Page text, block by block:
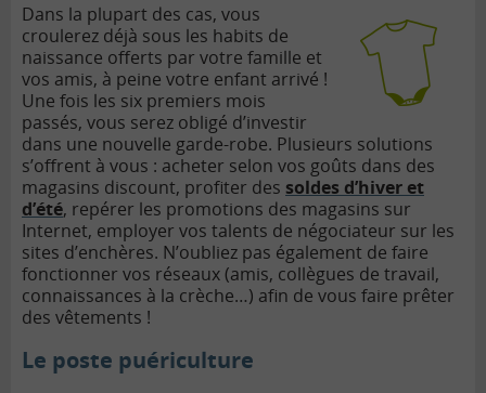
Dans la plupart des cas, vous
croulerez déjà sous les habits de
naissance offerts par votre famille et
vos amis, à peine votre enfant arrivé !
Une fois les six premiers mois
passés, vous serez obligé d’investir
dans une nouvelle garde-robe. Plusieurs solutions
s’offrent à vous : acheter selon vos goûts dans des
magasins discount, profiter des soldes d’hiver et
d’été, repérer les promotions des magasins sur
Internet, employer vos talents de négociateur sur les
sites d’enchères. N’oubliez pas également de faire
fonctionner vos réseaux (amis, collègues de travail,
connaissances à la crèche…) afin de vous faire prêter
des vêtements !
Le poste puériculture